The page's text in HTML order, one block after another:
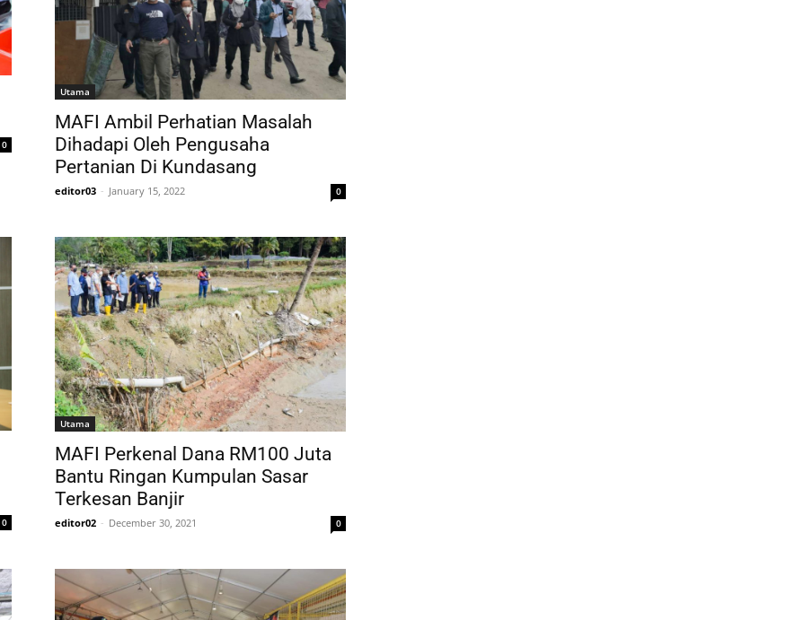
0
Utama
MAFI Ambil Perhatian Masalah
Dihadapi Oleh Pengusaha
Pertanian Di Kundasang
editor03 - January 15, 2022 0
0
Utama
MAFI Perkenal Dana RM100 Juta
Bantu Ringan Kumpulan Sasar
Terkesan Banjir
editor02 - December 30, 2021 0